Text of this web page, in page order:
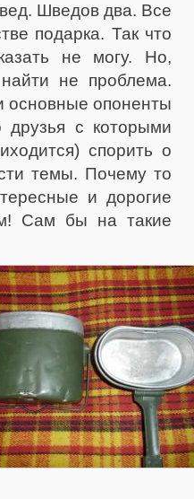
Шведов два. Все
подарка. Так что
не могу. Но,
не проблема.
основные опоненты
с которыми
спорить о
темы. Почему то
и дорогие
Сам бы на такие